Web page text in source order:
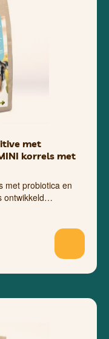
met
korrels met
met probiotica en
ontwikkeld…